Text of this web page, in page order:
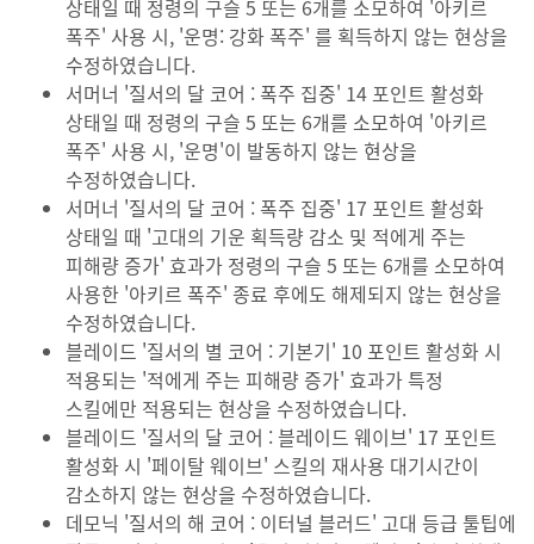
상태일 때 정령의 구슬 5 또는 6개를 소모하여 '아키르
폭주' 사용 시, '운명: 강화 폭주' 를 획득하지 않는 현상을
수정하였습니다.
서머너 '질서의 달 코어 : 폭주 집중' 14 포인트 활성화
상태일 때 정령의 구슬 5 또는 6개를 소모하여 '아키르
폭주' 사용 시, '운명'이 발동하지 않는 현상을
수정하였습니다.
서머너 '질서의 달 코어 : 폭주 집중' 17 포인트 활성화
상태일 때 '고대의 기운 획득량 감소 및 적에게 주는
피해량 증가' 효과가 정령의 구슬 5 또는 6개를 소모하여
사용한 '아키르 폭주' 종료 후에도 해제되지 않는 현상을
수정하였습니다.
블레이드 '질서의 별 코어 : 기본기' 10 포인트 활성화 시
적용되는 '적에게 주는 피해량 증가' 효과가 특정
스킬에만 적용되는 현상을 수정하였습니다.
블레이드 '질서의 달 코어 : 블레이드 웨이브' 17 포인트
활성화 시 '페이탈 웨이브' 스킬의 재사용 대기시간이
감소하지 않는 현상을 수정하였습니다.
데모닉 '질서의 해 코어 : 이터널 블러드' 고대 등급 툴팁에